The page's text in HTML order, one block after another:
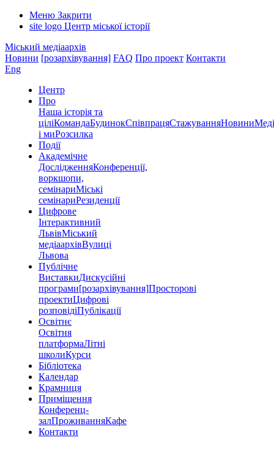
Меню Закрити
site logo Центр міської історії
Міський медіаархів
Новини [розархівування] FAQ Про проект Контакти
Eng
Центр
Про
Наша історія та
ціліКомандаБудинокСпівпрацяСтажуванняНовини
і миРозсилка
Події
Академічне
ДослідженняКонференції,
воркшопи,
семінариМіські
семінариРезиденції
Цифрове
Інтерактивний
ЛьвівМіський
медіаархівВулиці
Львова
Публічне
ВиставкиДискусійні
програми[розархівування]Просторові
проектиЦифрові
розповідіПублікації
Освітнє
Освітня
платформаЛітні
школиКурси
Бібліотека
Календар
Крамниця
Приміщення
Конференц-
залПроживанняКафе
Контакти